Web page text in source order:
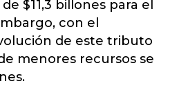
$11,3 billones para el
con el
de este tributo
menores recursos se